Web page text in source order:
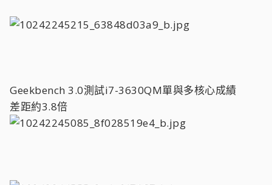
Geekbench 3.0測試i7-3630QM單與多核心成績
差距約3.8倍